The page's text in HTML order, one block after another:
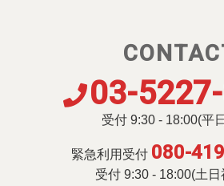
03-
受付 9:30 - 18:00(平
緊急利用受付 080-
受付 9:30 - 18:00(土